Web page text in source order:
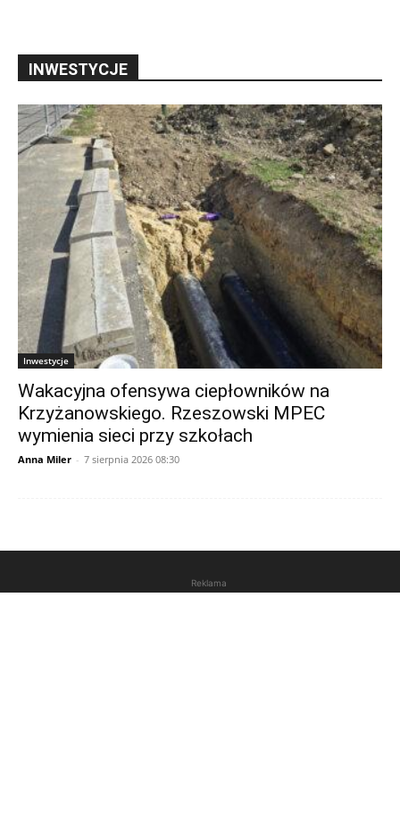
INWESTYCJE
Inwestycje
Wakacyjna ofensywa ciepłowników na
Krzyżanowskiego. Rzeszowski MPEC
wymienia sieci przy szkołach
Anna Miler - 7 sierpnia 2026 08:30
Reklama